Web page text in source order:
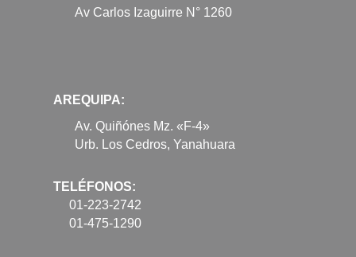
Av Carlos Izaguirre N° 1260
AREQUIPA:
Av. Quiñónes Mz. «F-4»
Urb. Los Cedros, Yanahuara
TELÉFONOS:
01-223-2742
01-475-1290